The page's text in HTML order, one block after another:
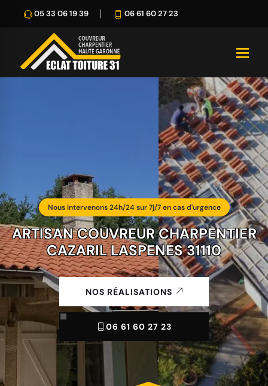
05 33 06 19 39 06 61 60 27 23
Nous intervenons 24h/24 sur 7j/7 en cas d'urgence
ARTISAN COUVREUR CHARPENTIER
CAZARIL LASPENES 31110
NOS RÉALISATIONS
06 61 60 27 23